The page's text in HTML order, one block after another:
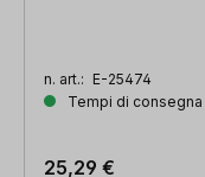
n. art.: E-25474
Tempi di
25,29 €